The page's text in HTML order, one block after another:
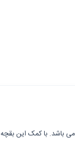
باشد. با کمک این بقچه